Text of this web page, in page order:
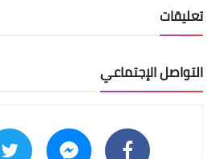
تعليقات
التواصل الإجتماعي